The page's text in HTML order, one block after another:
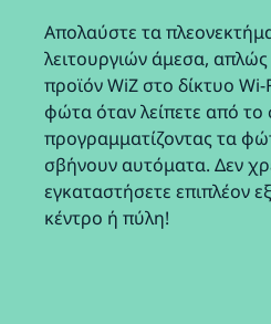
Απολαύστε τα
λειτουργιών άμεσα,
προϊόν WiZ στο δίκτυο
φώτα όταν λείπετε από το
προγραμματίζοντας τα
σβήνουν αυτόματα. Δεν
εγκαταστήσετε επιπλέον
κέντρο ή πύλη!